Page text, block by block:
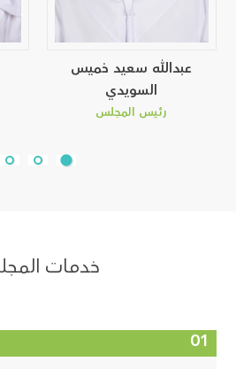
عبدالله سعيد خميس
السويدي
رئيس المجلس
خدمات